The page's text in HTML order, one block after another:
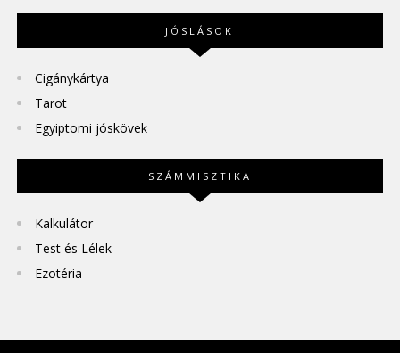
JÓSLÁSOK
Cigánykártya
Tarot
Egyiptomi jóskövek
SZÁMMISZTIKA
Kalkulátor
Test és Lélek
Ezotéria